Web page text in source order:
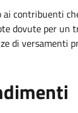
contribuenti
dovute per un
di versamenti